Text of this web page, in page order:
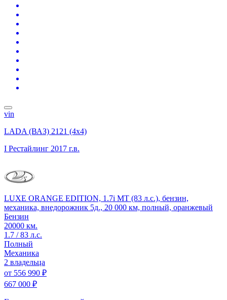
vin
LADA (ВАЗ) 2121 (4x4)
I Рестайлинг 2017 г.в.
LUXE ORANGE EDITION, 1.7i MT (83 л.с.), бензин,
механика, внедорожник 5д., 20 000 км, полный, оранжевый
Бензин
20000 км.
1.7 / 83 л.с.
Полный
Механика
2 владельца
от 556 990 ₽
667 000 ₽